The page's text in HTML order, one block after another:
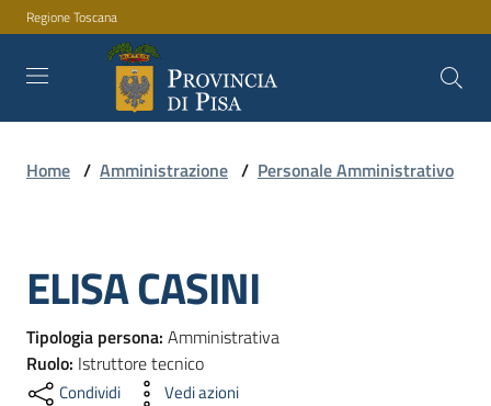
Vai al contenuto
Vai alla navigazione
Vai al footer
Regione Toscana
Amministrazione
Servizi
Novità
Home / Amministrazione / Personale Amministrativo
Salta al contenuto
ELISA CASINI
Tipologia persona: Amministrativa
Ruolo: Istruttore tecnico
Condividi Vedi azioni